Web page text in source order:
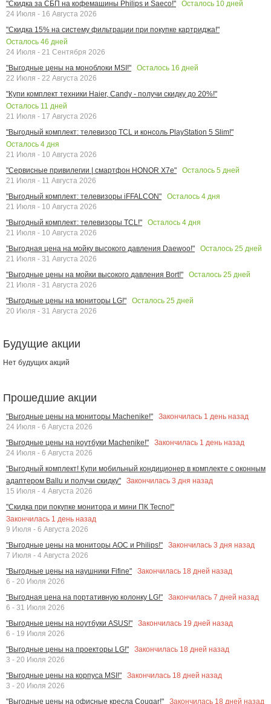
"Скидка за СБП на кофемашины Philips и Saeco!"
Осталось 10 дней
24 Июля - 16 Августа 2026
"Скидка 15% на систему фильтрации при покупке картриджа!"
Осталось 46 дней
24 Июля - 21 Сентября 2026
"Выгодные цены на моноблоки MSI!"
Осталось 16 дней
22 Июля - 22 Августа 2026
"Купи комплект техники Haier, Candy - получи скидку до 20%!"
Осталось 11 дней
21 Июля - 17 Августа 2026
"Выгодный комплект: телевизор TCL и консоль PlayStation 5 Slim!"
Осталось 4 дня
21 Июля - 10 Августа 2026
"Сервисные привилегии | смартфон HONOR X7e"
Осталось 5 дней
21 Июля - 11 Августа 2026
"Выгодный комплект: телевизоры iFFALCON"
Осталось 4 дня
21 Июля - 10 Августа 2026
"Выгодный комплект: телевизоры TCL!"
Осталось 4 дня
21 Июля - 10 Августа 2026
"Выгодная цена на мойку высокого давления Daewoo!"
Осталось 25 дней
21 Июля - 31 Августа 2026
"Выгодные цены на мойки высокого давления Bort!"
Осталось 25 дней
21 Июля - 31 Августа 2026
"Выгодные цены на мониторы LG!"
Осталось 25 дней
20 Июля - 31 Августа 2026
Будущие акции
Нет будущих акций
Прошедшие акции
"Выгодные цены на мониторы Machenike!" Закончилась 1 день назад
24 Июля - 6 Августа 2026
"Выгодные цены на ноутбуки Machenike!"
Закончилась 1 день назад
24 Июля - 6 Августа 2026
"Выгодный комплект! Купи мобильный кондиционер в комплекте с оконным
адаптером Ballu и получи скидку"
Закончилась 3 дня назад
15 Июля - 4 Августа 2026
"Скидка при покупке монитора и мини ПК Tecno!"
Закончилась 1 день назад
9 Июля - 6 Августа 2026
"Выгодные цены на мониторы AOC и Philips!"
Закончилась 3 дня назад
7 Июля - 4 Августа 2026
"Выгодные цены на наушники Fifine"
Закончилась 18 дней назад
6 - 20 Июля 2026
"Выгодная цена на портативную колонку LG!"
Закончилась 7 дней назад
6 - 31 Июля 2026
"Выгодные цены на ноутбуки ASUS!"
Закончилась 19 дней назад
6 - 19 Июля 2026
"Выгодные цены на проекторы LG!"
Закончилась 18 дней назад
3 - 20 Июля 2026
"Выгодные цены на корпуса MSI!"
Закончилась 18 дней назад
3 - 20 Июля 2026
"Выгодные цены на офисные кресла Cougar!"
Закончилась 18 дней назад